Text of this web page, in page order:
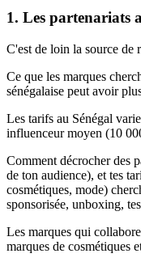
1. Les partenariats
C'est de loin la source de
Ce que les marques
sénégalaise peut avoir
Les tarifs au Sénégal
influenceur moyen (10
Comment décrocher des
de ton audience), et tes
cosmétiques, mode)
sponsorisée, unboxing,
Les marques qui
marques de cosmétiques